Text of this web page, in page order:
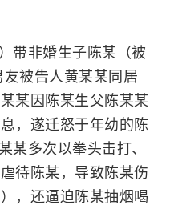
带非婚生子陈某（被
被告人黄某某同居
某因陈某生父陈某某
，遂迁怒于年幼的陈
某多次以拳头击打、
待陈某，导致陈某伤
，还逼迫陈某抽烟喝